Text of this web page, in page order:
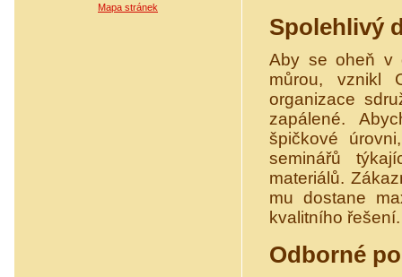
Mapa stránek
Spolehlivý
Aby se oheň v
můrou, vznikl
organizace
zapálené.
špičkové
seminářů
materiálů.
mu dostane
kvalitního řešení.
Odborné